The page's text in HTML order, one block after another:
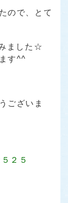
ので、とて
ました☆
す^^
ございま
２５